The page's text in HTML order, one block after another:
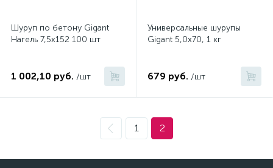
Шуруп по бетону Gigant
Нагель 7,5x152 100 шт
1 002,10 руб. /шт
Универсальные шурупы
Gigant 5,0x70, 1 кг
679 руб. /шт
1 2